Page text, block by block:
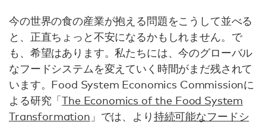
今の世界の食の産業が抱える問題をこうして並べる
と、正直ちょっと不安になるかもしれません。で
も、希望はあります。私たちには、今のグローバル
なフードシステムを変えていく時間がまだ残されて
います。Food System Economics Commissionに
よる研究「The Economics of the Food System
Transformation 」では、より持続可能なフードシ